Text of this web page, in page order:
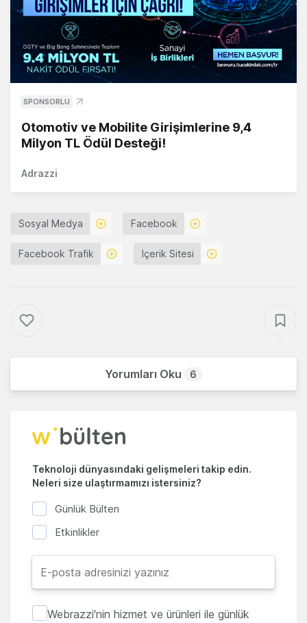
SPONSORLU
Otomotiv ve Mobilite Girişimlerine 9,4
Milyon TL Ödül Desteği!
Adrazzi
Sosyal Medya Facebook
Facebook Trafik Içerik Sitesi
Yorumları Oku 6
Teknoloji dünyasındaki gelişmeleri takip edin.
Neleri size ulaştırmamızı istersiniz?
Günlük Bülten
Etkinlikler
Webrazzi'nin hizmet ve ürünleri ile günlük